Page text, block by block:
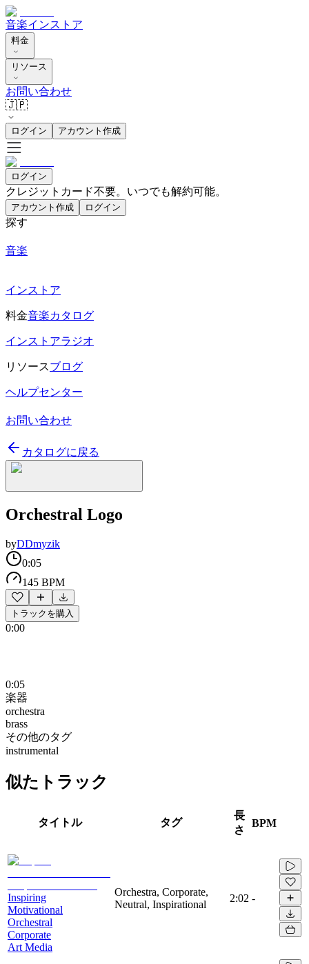
音楽インストア
料金
リソース
お問い合わせ
🇯🇵
ログイン アカウント作成
ログイン
クレジットカード不要。いつでも解約可能。
アカウント作成 ログイン
探す
音楽
インストア
料金音楽カタログ
インストアラジオ
リソースブログ
ヘルプセンター
お問い合わせ
カタログに戻る
Orchestral Logo
byDDmyzik
0:05
145 BPM
トラックを購入
0:00
0:05
楽器
orchestra
brass
その他のタグ
instrumental
似たトラック
タイトル タグ
長
さ
BPM
Inspiring
Motivational
Orchestral
Corporate
Art Media
Orchestra, Corporate,
Neutral, Inspirational
2:02 -